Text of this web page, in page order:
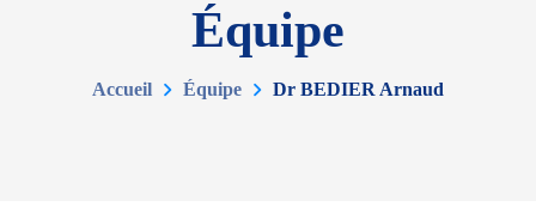
Équipe
Accueil Équipe Dr BEDIER Arnaud